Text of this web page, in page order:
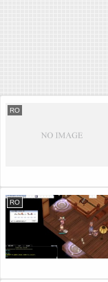
RO
RO